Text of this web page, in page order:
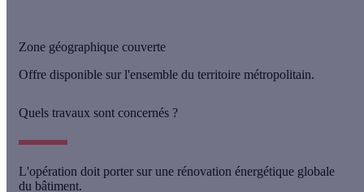
Zone géographique couverte
Offre disponible sur l'ensemble du territoire métropolitain.
Quels travaux sont concernés ?
L'opération doit porter sur une rénovation énergétique globale
du bâtiment.